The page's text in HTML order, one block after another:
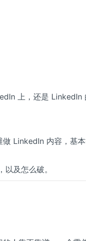
上，还是 LinkedIn
LinkedIn 内容，基
及怎么破。